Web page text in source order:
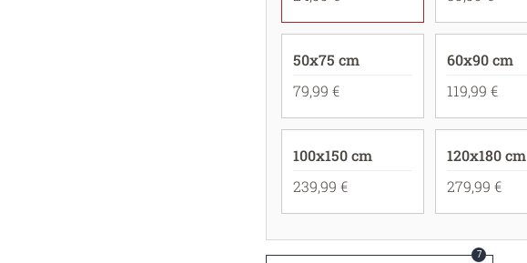
50x75 cm
79,99 €
60x90 cm
119,99 €
100x150 cm
239,99 €
120x180 cm
279,99 €
7